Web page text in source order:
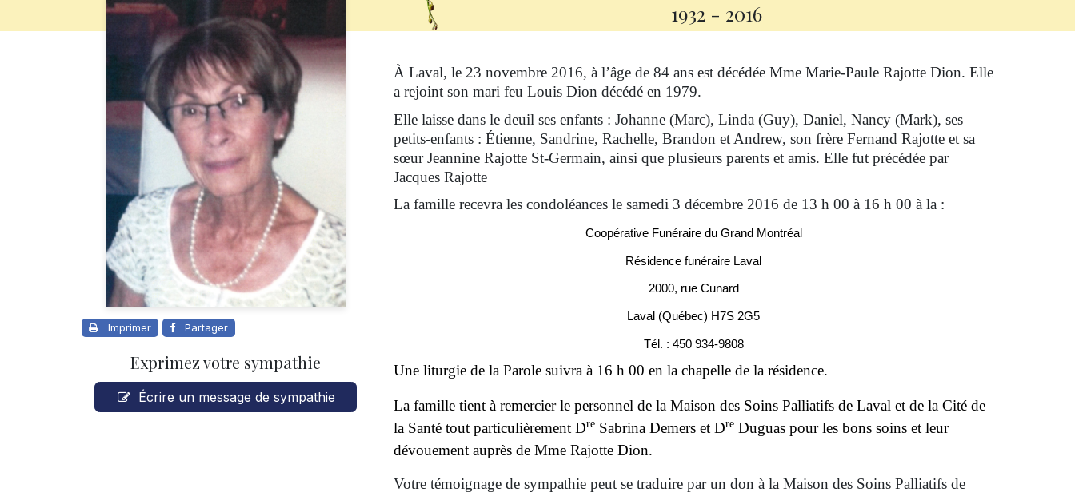
1932 - 2016
Imprimer Partager
Exprimez votre sympathie
Écrire un message de sympathie
À Laval, le 23 novembre 2016, à l’âge de 84 ans est décédée Mme Marie-Paule Rajotte Dion. Elle
a rejoint son mari feu Louis Dion décédé en 1979.
Elle laisse dans le deuil ses enfants : Johanne (Marc), Linda (Guy), Daniel, Nancy (Mark), ses
petits-enfants : Étienne, Sandrine, Rachelle, Brandon et Andrew, son frère Fernand Rajotte et sa
sœur Jeannine Rajotte St-Germain, ainsi que plusieurs parents et amis. Elle fut précédée par
Jacques Rajotte
La famille recevra les condoléances le samedi 3 décembre 2016 de 13 h 00 à 16 h 00 à la :
Coopérative Funéraire du Grand Montréal
Résidence funéraire Laval
2000, rue Cunard
Laval (Québec) H7S 2G5
Tél. : 450 934-9808
Une liturgie de la Parole suivra à 16 h 00 en la chapelle de la résidence.
La famille tient à remercier le personnel de la Maison des Soins Palliatifs de Laval et de la Cité de
la Santé tout particulièrement Dre Sabrina Demers et Dre Duguas pour les bons soins et leur
dévouement auprès de Mme Rajotte Dion.
Votre témoignage de sympathie peut se traduire par un don à la Maison des Soins Palliatifs de